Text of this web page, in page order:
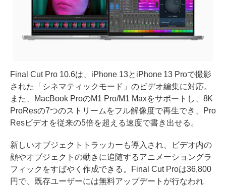
Final Cut Pro 10.6は、iPhone 13とiPhone 13 Proで撮影
された「シネマティックモード」のビデオ編集に対応。
また、MacBook ProのM1 Pro/M1 Maxをサポートし、8K
ProResの7つのストリームをフル解像度で再生でき、Pro
Resビデオを従来の5倍を超える速度で書き出せる。
新しいオブジェクトトラッカーも導入され、ビデオ内の
顔やオブジェクトの動きに追随するアニメーショングラ
フィックをすばやく作成できる。Final Cut Proは36,800
円で、既存ユーザーには無料アップデートが行なわれ